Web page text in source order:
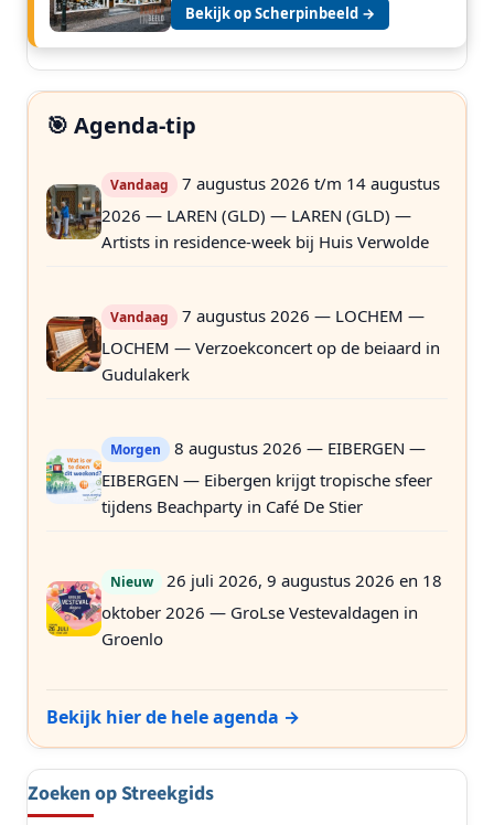
Bekijk op Scherpinbeeld →
🎯 Agenda-tip
Vandaag
7 augustus 2026 t/m 14 augustus
2026 — LAREN (GLD) — LAREN (GLD) —
Artists in residence-week bij Huis Verwolde
Vandaag
7 augustus 2026 — LOCHEM —
LOCHEM — Verzoekconcert op de beiaard in
Gudulakerk
Morgen
8 augustus 2026 — EIBERGEN —
EIBERGEN — Eibergen krijgt tropische sfeer
tijdens Beachparty in Café De Stier
Nieuw
26 juli 2026, 9 augustus 2026 en 18
oktober 2026 — GroLse Vestevaldagen in
Groenlo
Bekijk hier de hele agenda →
Zoeken op Streekgids